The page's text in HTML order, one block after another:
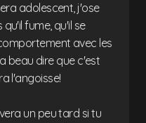
adolescent, j'ose
fume, qu'il se
avec les
beau dire que c'est
l'angoisse!
un peu tard si tu